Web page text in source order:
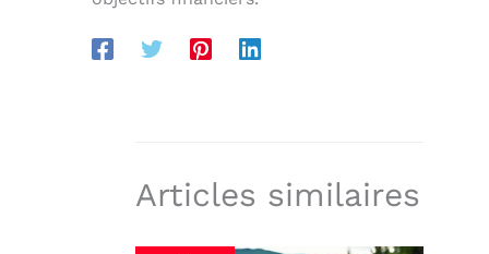
Articles similaires